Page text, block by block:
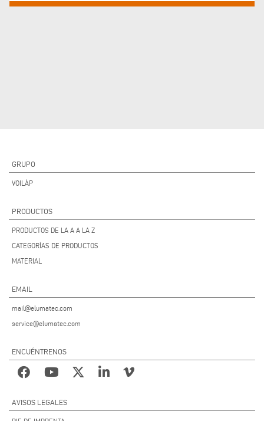
GRUPO
VOILÀP
PRODUCTOS
PRODUCTOS DE LA A A LA Z
CATEGORÍAS DE PRODUCTOS
MATERIAL
EMAIL
mail@elumatec.com
service@elumatec.com
ENCUÉNTRENOS
AVISOS LEGALES